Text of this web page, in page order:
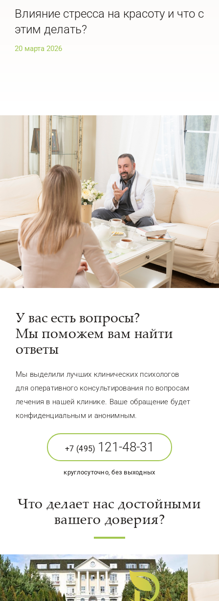
Влияние стресса на красоту и что с
этим делать?
20 марта 2026
У вас есть вопросы?
Мы поможем вам найти
ответы
Мы выделили лучших клинических психологов
для оперативного консультирования по вопросам
лечения в нашей клинике. Ваше обращение будет
конфиденциальным и анонимным.
+7 (495) 121-48-31
круглосуточно, без выходных
Что делает нас достойными
вашего доверия?